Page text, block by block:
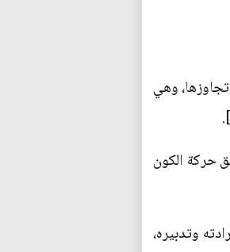
وهي
حركة الكون
وتدبيره،